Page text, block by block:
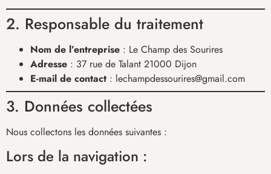
2. Responsable du traitement
Nom de l’entreprise : Le Champ des Sourires
Adresse : 37 rue de Talant 21000 Dijon
E-mail de contact : lechampdessourires@gmail.com
3. Données collectées
Nous collectons les données suivantes :
Lors de la navigation :